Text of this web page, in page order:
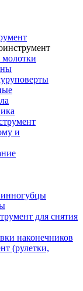
и
для снятия
наконечников
(рулетки,